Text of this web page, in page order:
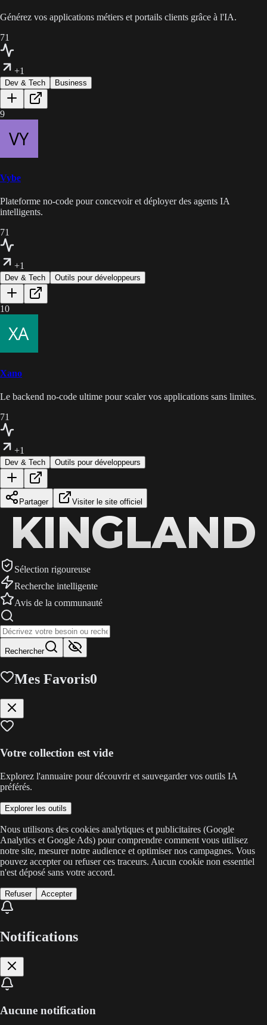
Générez vos applications métiers et portails clients grâce à l'IA.
71
+1
Dev & Tech Business
9
Vybe
Plateforme no-code pour concevoir et déployer des agents IA
intelligents.
71
+1
Dev & Tech Outils pour développeurs
10
Xano
Le backend no-code ultime pour scaler vos applications sans limites.
71
+1
Dev & Tech Outils pour développeurs
Partager Visiter le site officiel
KINGLAND
KINGLAND
KINGLAND
Sélection rigoureuse
Recherche intelligente
Avis de la communauté
Rechercher
Mes Favoris0
Votre collection est vide
Explorez l'annuaire pour découvrir et sauvegarder vos outils IA
préférés.
Explorer les outils
Nous utilisons des cookies analytiques et publicitaires (Google
Analytics et Google Ads) pour comprendre comment vous utilisez
notre site, mesurer notre audience et optimiser nos campagnes. Vous
pouvez accepter ou refuser ces traceurs. Aucun cookie non essentiel
n'est déposé sans votre accord.
Refuser Accepter
Notifications
Aucune notification